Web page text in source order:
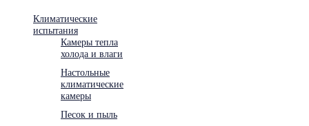
Климатические
испытания
Камеры тепла
холода и влаги
Настольные
климатические
камеры
Песок и пыль